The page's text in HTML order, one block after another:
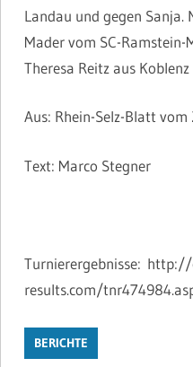
Landau und gegen Sanja.
Mader vom SC-
Theresa Reitz aus
Aus: Rhein-Selz-Blatt vom
Text: Marco Stegner
Turnierergebnisse: http://
results.com/
BERICHTE